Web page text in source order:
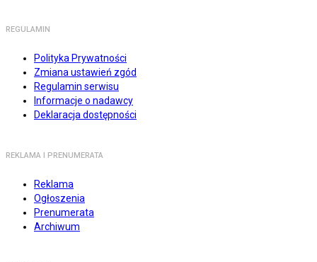
REGULAMIN
Polityka Prywatności
Zmiana ustawień zgód
Regulamin serwisu
Informacje o nadawcy
Deklaracja dostępności
REKLAMA I PRENUMERATA
Reklama
Ogłoszenia
Prenumerata
Archiwum